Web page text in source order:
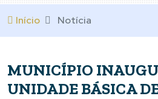
Início Notícia
MUNICÍPIO
UNIDADE BÁSICA